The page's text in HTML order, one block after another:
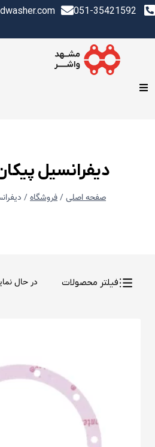
051-35421592
ديفرانسيل
صفحه اصلی/فروشگاه/
فیلتر محصولات در حال